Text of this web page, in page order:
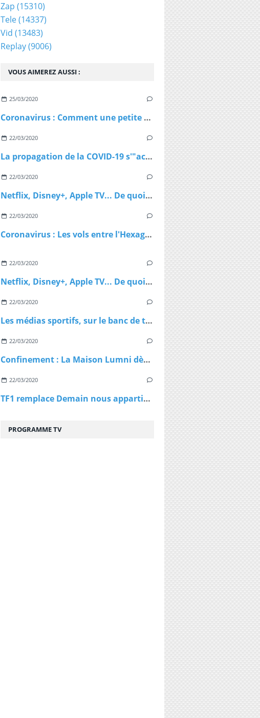
VOUS AIMEREZ AUSSI :
25/03/2020
Coronavirus : Comment une petite station de ski autrichienne a accéléré la propagation du virus
22/03/2020
La propagation de la COVID-19 s'"accélère" au Royaume-Uni
22/03/2020
Netflix, Disney+, Apple TV... De quoi passer du bon temps pendant le confinement
22/03/2020
Coronavirus : Les vols entre l'Hexagone et l'Outre-Mer interdits dès lundi
22/03/2020
Netflix, Disney+, Apple TV... De quoi passer du bon temps pendant le confinement
22/03/2020
Les médias sportifs, sur le banc de touche mais pas résignés
22/03/2020
Confinement : La Maison Lumni dès lundi à 9h sur les chaines de France Télévisions
22/03/2020
TF1 remplace Demain nous appartient par Sept à Huit, dès lundi à 19h05 le temps du confinement
Zap (15310)
Tele(14337)
Vid (13483)
Replay(9006)
PROGRAMME TV